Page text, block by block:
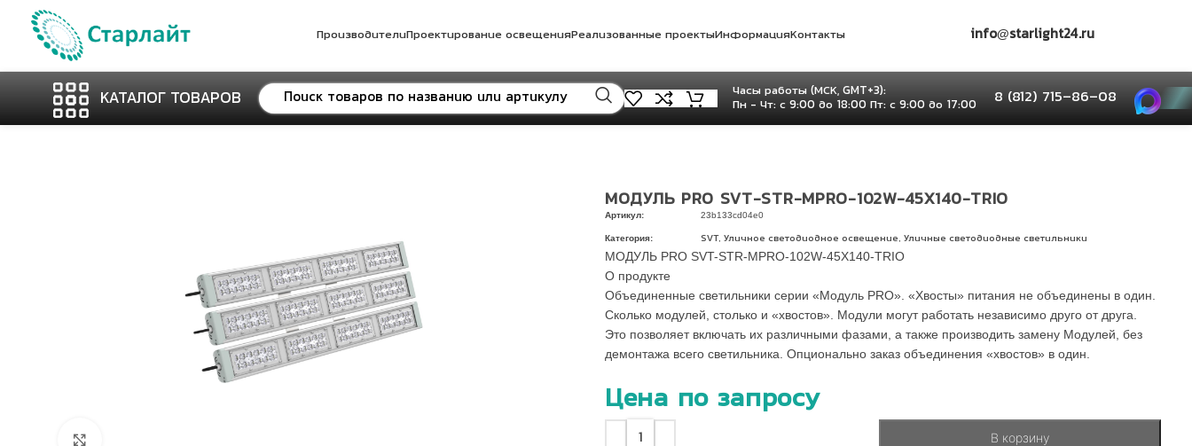
ПроизводителиПроектирование освещенияРеализованные проектыИнформацияКонтакты info@starlight24.ru
КАТАЛОГ ТОВАРОВ
Часы работы (МСК, GMT+3):
Пн - Чт: с 9:00 до 18:00 Пт: с 9:00 до 17:00
8 (812) 715–86–08
МОДУЛЬ PRO SVT-STR-MPRO-102W-45X140-TRIO
Артикул: 23b133cd04e0
Категория: SVT, Уличное светодиодное освещение Уличные светодиодные светильники
МОДУЛЬ PRO SVT-STR-MPRO-102W-45X140-TRIO
О продукте
Объединенные светильники серии «Модуль PRO». «Хвосты» питания не объединены в один.
Сколько модулей, столько и «хвостов». Модули могут работать независимо друго от друга.
Это позволяет включать их различными фазами, а также производить замену Модулей, без
демонтажа всего светильника. Опционально заказ объединения «хвостов» в один.
Цена по запросу
В корзину